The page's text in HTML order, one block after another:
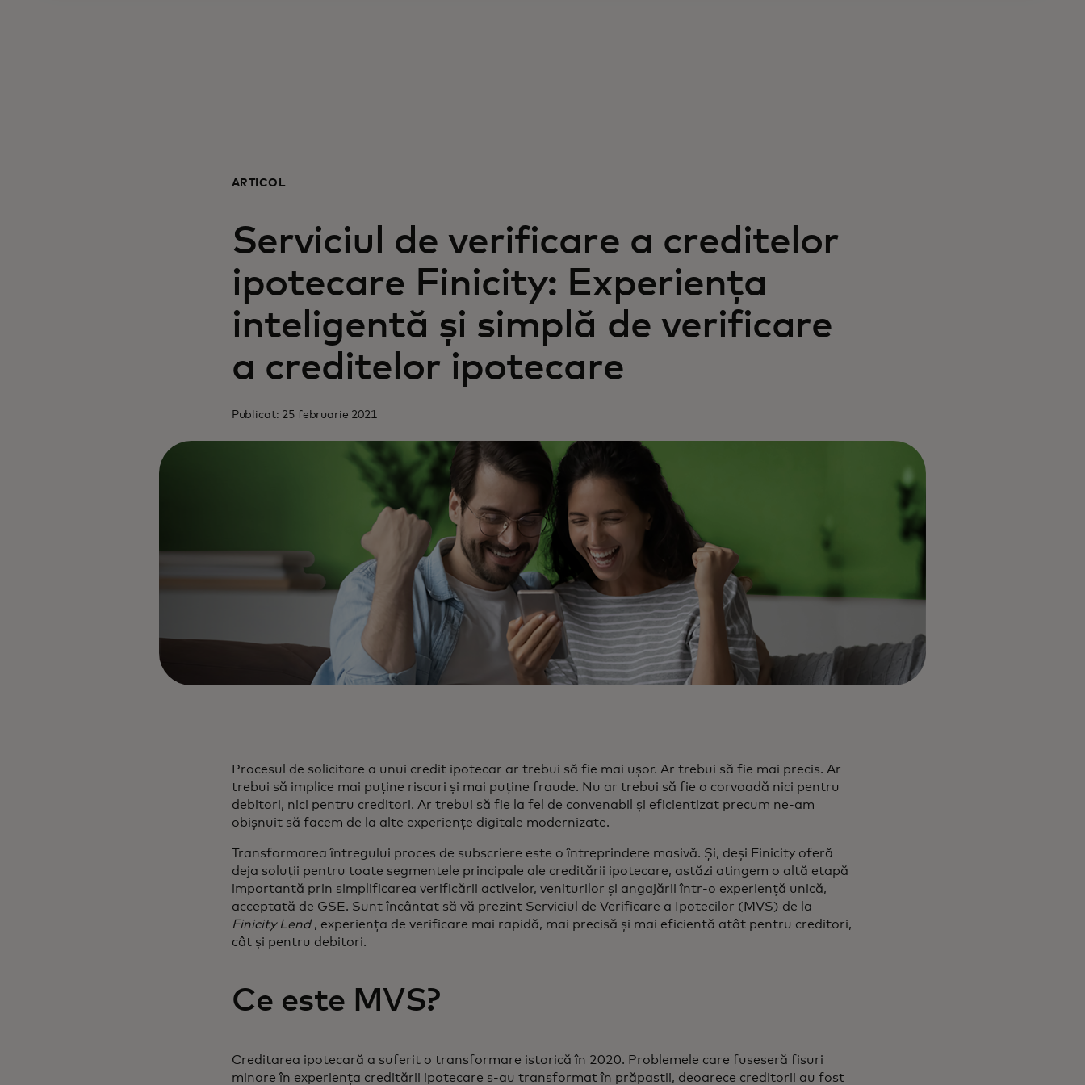
ARTICOL
Serviciul de verificare a creditelor
ipotecare Finicity: Experiența
inteligentă și simplă de verificare
a creditelor ipotecare
Publicat: 25 februarie 2021
Procesul de solicitare a unui credit ipotecar ar trebui să fie mai ușor. Ar trebui să fie mai precis. Ar
trebui să implice mai puține riscuri și mai puține fraude. Nu ar trebui să fie o corvoadă nici pentru
debitori, nici pentru creditori. Ar trebui să fie la fel de convenabil și eficientizat precum ne-am
obișnuit să facem de la alte experiențe digitale modernizate.
Transformarea întregului proces de subscriere este o întreprindere masivă. Și, deși Finicity oferă
deja soluții pentru toate segmentele principale ale creditării ipotecare, astăzi atingem o altă etapă
importantă prin simplificarea verificării activelor, veniturilor și angajării într-o experiență unică,
acceptată de GSE. Sunt încântat să vă prezint Serviciul de Verificare a Ipotecilor (MVS) de la
Finicity Lend, experiența de verificare mai rapidă, mai precisă și mai eficientă atât pentru creditori,
cât și pentru debitori.
Ce este MVS?
Creditarea ipotecară a suferit o transformare istorică în 2020. Problemele care fuseseră fisuri
minore în experiența creditării ipotecare s-au transformat în prăpastii, deoarece creditorii au fost